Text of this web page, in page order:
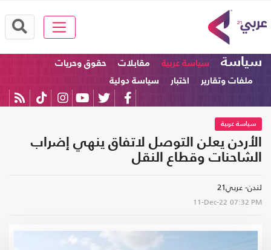
سياسة سياسة عربية مقابلات
حقوق وحريات
ملفات وتقارير
اختبار سياسة دولية
سياسة عربية
الأردن يعلن التوصل لاتفاق ينهي إضراب
الشاحنات وقطاع النقل
لندن- عربي21
11-Dec-22 07:32 PM